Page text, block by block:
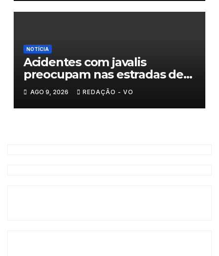
NOTÍCIA
Acidentes com javalis
preocupam nas estradas de
Trás-os-Montes
AGO 9, 2026 REDAÇÃO - VO